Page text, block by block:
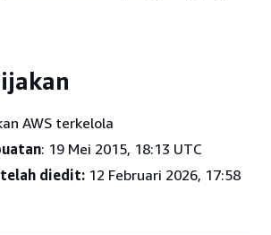
AWS terkelola
: 19 Mei 2015, 18:13 UTC
diedit: 12 Februari 2026, 17:58